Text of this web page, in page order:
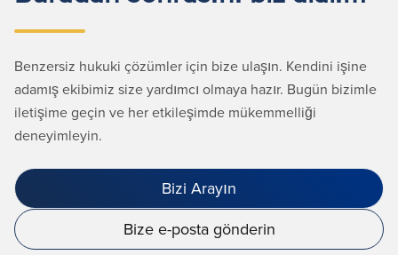
Benzersiz hukuki çözümler için bize ulaşın. Kendini işine
adamış ekibimiz size yardımcı olmaya hazır. Bugün bizimle
iletişime geçin ve her etkileşimde mükemmelliği
deneyimleyin.
Bizi Arayın
Bize e-posta gönderin